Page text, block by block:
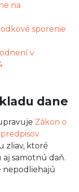
na
sporenie
v
dane
Zákon o
zliav, ktoré
samotnú daň.
nepodliehajú